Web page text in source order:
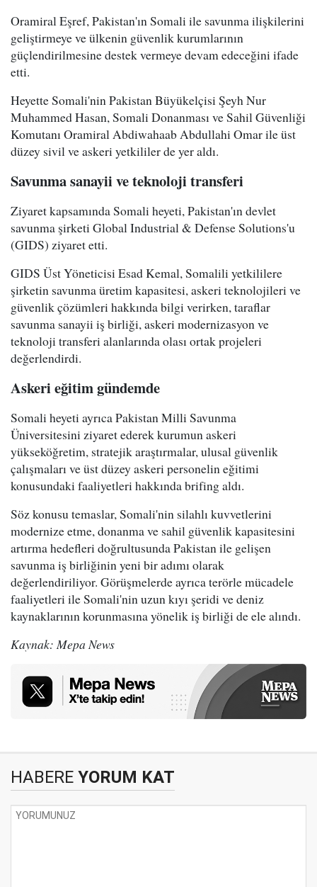
Oramiral Eşref, Pakistan'ın Somali ile savunma ilişkilerini
geliştirmeye ve ülkenin güvenlik kurumlarının
güçlendirilmesine destek vermeye devam edeceğini ifade
etti.
Heyette Somali'nin Pakistan Büyükelçisi Şeyh Nur
Muhammed Hasan, Somali Donanması ve Sahil Güvenliği
Komutanı Oramiral Abdiwahaab Abdullahi Omar ile üst
düzey sivil ve askeri yetkililer de yer aldı.
Savunma sanayii ve teknoloji transferi
Ziyaret kapsamında Somali heyeti, Pakistan'ın devlet
savunma şirketi Global Industrial & Defense Solutions'u
(GIDS) ziyaret etti.
GIDS Üst Yöneticisi Esad Kemal, Somalili yetkililere
şirketin savunma üretim kapasitesi, askeri teknolojileri ve
güvenlik çözümleri hakkında bilgi verirken, taraflar
savunma sanayii iş birliği, askeri modernizasyon ve
teknoloji transferi alanlarında olası ortak projeleri
değerlendirdi.
Askeri eğitim gündemde
Somali heyeti ayrıca Pakistan Milli Savunma
Üniversitesini ziyaret ederek kurumun askeri
yükseköğretim, stratejik araştırmalar, ulusal güvenlik
çalışmaları ve üst düzey askeri personelin eğitimi
konusundaki faaliyetleri hakkında brifing aldı.
Söz konusu temaslar, Somali'nin silahlı kuvvetlerini
modernize etme, donanma ve sahil güvenlik kapasitesini
artırma hedefleri doğrultusunda Pakistan ile gelişen
savunma iş birliğinin yeni bir adımı olarak
değerlendiriliyor. Görüşmelerde ayrıca terörle mücadele
faaliyetleri ile Somali'nin uzun kıyı şeridi ve deniz
kaynaklarının korunmasına yönelik iş birliği de ele alındı.
Kaynak: Mepa News
HABERE YORUM KAT